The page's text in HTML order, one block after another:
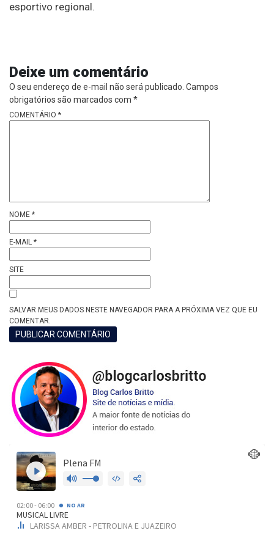
esportivo regional.
Deixe um comentário
O seu endereço de e-mail não será publicado. Campos
obrigatórios são marcados com *
COMENTÁRIO *
NOME *
E-MAIL *
SITE
SALVAR MEUS DADOS NESTE NAVEGADOR PARA A PRÓXIMA VEZ QUE EU
COMENTAR.